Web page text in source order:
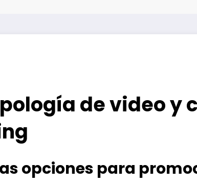
de video y
opciones para